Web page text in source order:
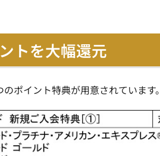
トを大幅還元
ポイント特典が用意されています。